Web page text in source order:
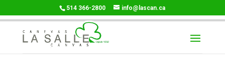
514 366-2800 info@lascan.ca